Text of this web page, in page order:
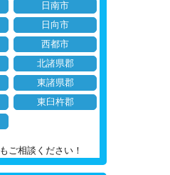
日南市
日向市
西都市
北諸県郡
東諸県郡
東臼杵郡
ご相談ください！